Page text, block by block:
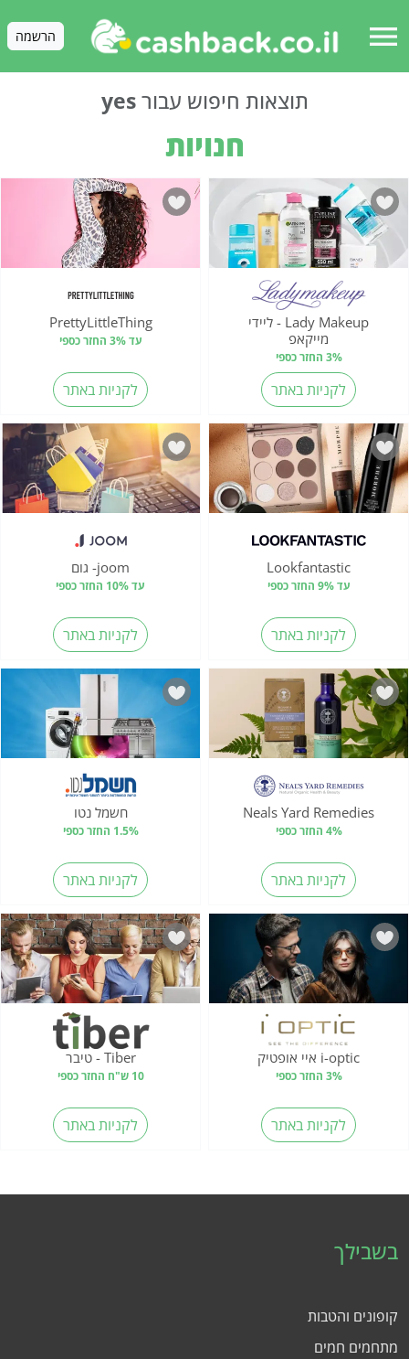
menu הרשמה
תוצאות חיפוש עבורyes
חנויות
Lady Makeup - ליידי
מייקאפ
3% החזר כספי
לקניות באתר
PrettyLittleThing
עד 3% החזר כספי
לקניות באתר
Lookfantastic
עד 9% החזר כספי
לקניות באתר
joom- גום
עד 10% החזר כספי
לקניות באתר
Neals Yard Remedies
4% החזר כספי
לקניות באתר
חשמל נטו
1.5% החזר כספי
לקניות באתר
i-optic איי אופטיק
3% החזר כספי
לקניות באתר
Tiber - טיבר
10 ש"ח החזר כספי
לקניות באתר
בשבילך
קופונים והטבות
מתחמים חמים